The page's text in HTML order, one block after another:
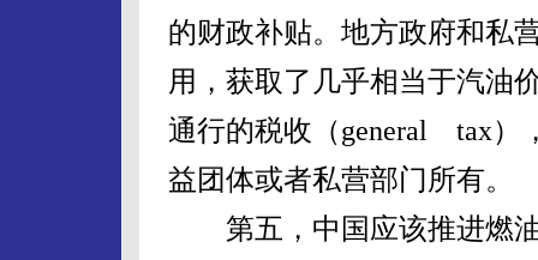
的财政补贴。地方政府和私
用，获取了几乎相当于汽油
通行的税收（general tax）
益团体或者私营部门所有。
第五，中国应该推进燃油